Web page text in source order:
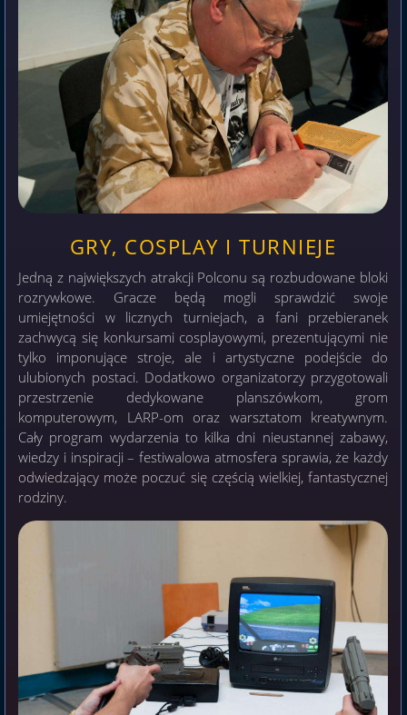
GRY, COSPLAY I TURNIEJE
Jedną z największych atrakcji Polconu są rozbudowane bloki
rozrywkowe. Gracze będą mogli sprawdzić swoje
umiejętności w licznych turniejach, a fani przebieranek
zachwycą się konkursami cosplayowymi, prezentującymi nie
tylko imponujące stroje, ale i artystyczne podejście do
ulubionych postaci. Dodatkowo organizatorzy przygotowali
przestrzenie dedykowane planszówkom, grom
komputerowym, LARP-om oraz warsztatom kreatywnym.
Cały program wydarzenia to kilka dni nieustannej zabawy,
wiedzy i inspiracji – festiwalowa atmosfera sprawia, że każdy
odwiedzający może poczuć się częścią wielkiej, fantastycznej
rodziny.